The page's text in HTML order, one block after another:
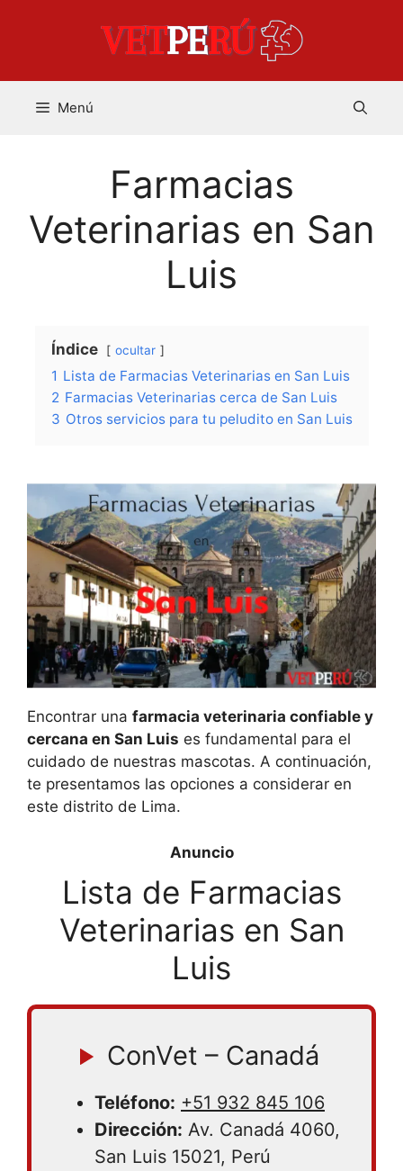
Menú
Farmacias
Veterinarias en San
Luis
Índice ocultar
1 Lista de Farmacias Veterinarias en San Luis
2 Farmacias Veterinarias cerca de San Luis
3 Otros servicios para tu peludito en San Luis
Encontrar una farmacia veterinaria confiable y
cercana en San Luis es fundamental para el
cuidado de nuestras mascotas. A continuación,
te presentamos las opciones a considerar en
este distrito de Lima.
Lista de Farmacias
Veterinarias en San
Luis
ConVet – Canadá
Teléfono: +51 932 845 106
Dirección: Av. Canadá 4060,
San Luis 15021, Perú